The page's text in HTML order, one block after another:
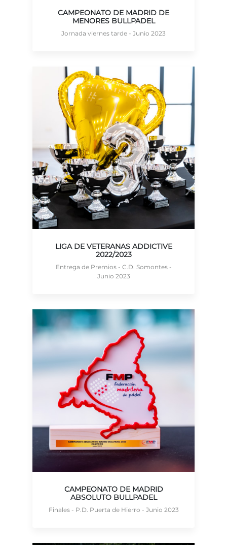
CAMPEONATO DE MADRID DE
MENORES BULLPADEL
Jornada viernes tarde - Junio 2023
LIGA DE VETERANAS ADDICTIVE
2022/2023
Entrega de Premios - C.D. Somontes -
Junio 2023
CAMPEONATO DE MADRID
ABSOLUTO BULLPADEL
Finales - P.D. Puerta de Hierro - Junio 2023